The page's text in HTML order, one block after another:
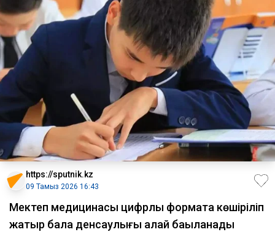
https://sputnik.kz
09 Тамыз 2026 16:43
Мектеп медицинасы цифрлық форматқа көшіріліп
жатыр бала денсаулығы қалай бақыланады